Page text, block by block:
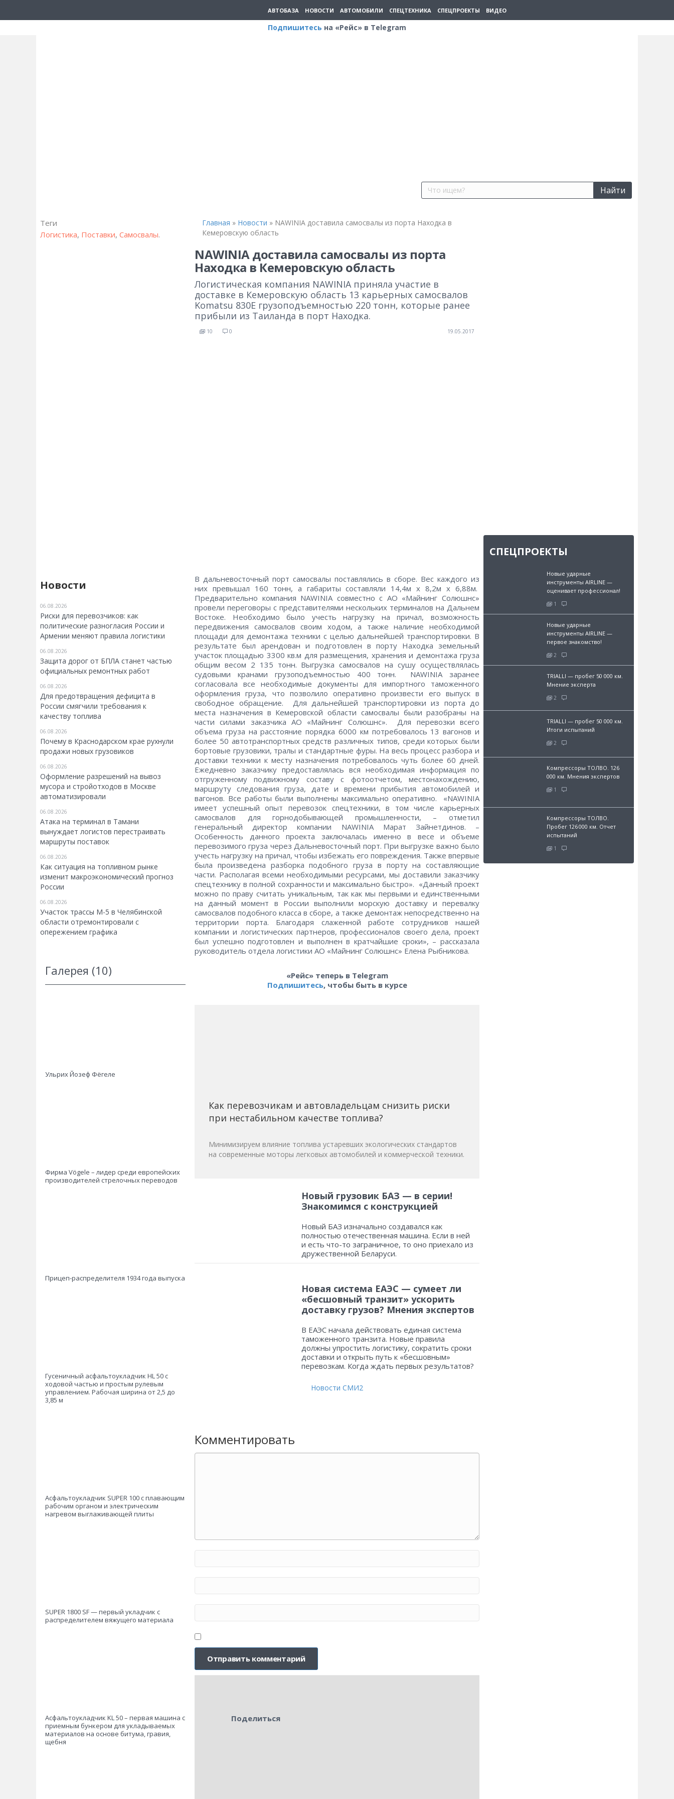
АВТОБАЗА НОВОСТИ АВТОМОБИЛИ СПЕЦТЕХНИКА СПЕЦПРОЕКТЫ ВИДЕО
Подпишитесь на «Рейс» в Telegram
Найти
Теги
Логистика, Поставки, Самосвалы.
Новости
06.08.2026
Риски для перевозчиков: как
политические разногласия России и
Армении меняют правила логистики
06.08.2026
Защита дорог от БПЛА станет частью
официальных ремонтных работ
06.08.2026
Для предотвращения дефицита в
России смягчили требования к
качеству топлива
06.08.2026
Почему в Краснодарском крае рухнули
продажи новых грузовиков
06.08.2026
Оформление разрешений на вывоз
мусора и стройотходов в Москве
автоматизировали
06.08.2026
Атака на терминал в Тамани
вынуждает логистов перестраивать
маршруты поставок
06.08.2026
Как ситуация на топливном рынке
изменит макроэкономический прогноз
России
06.08.2026
Участок трассы М-5 в Челябинской
области отремонтировали с
опережением графика
Галерея (10)
Ульрих Йозеф Фёгеле
Фирма Vögele – лидер среди европейских
производителей стрелочных переводов
Прицеп-распределителя 1934 года выпуска
Гусеничный асфальтоукладчик HL 50 с
ходовой частью и простым рулевым
управлением. Рабочая ширина от 2,5 до
3,85 м
Асфальтоукладчик SUPER 100 с плавающим
рабочим органом и электрическим
нагревом выглаживающей плиты
SUPER 1800 SF — первый укладчик с
распределителем вяжущего материала
Асфальтоукладчик KL 50 – первая машина с
приемным бункером для укладываемых
материалов на основе битума, гравия,
щебня
Главная » Новости » NAWINIA доставила самосвалы из порта Находка в
Кемеровскую область
NAWINIA доставила самосвалы из порта
Находка в Кемеровскую область
Логистическая компания NAWINIA приняла участие в
доставке в Кемеровскую область 13 карьерных самосвалов
Komatsu 830E грузоподъемностью 220 тонн, которые ранее
прибыли из Таиланда в порт Находка.
10 0 19.05.2017
В дальневосточный порт самосвалы поставлялись в сборе. Вес каждого из
них превышал 160 тонн, а габариты составляли 14,4м x 8,2м x 6,88м.
Предварительно компания NAWINIA совместно с АО «Майнинг Солюшнс»
провели переговоры с представителями нескольких терминалов на Дальнем
Востоке. Необходимо было учесть нагрузку на причал, возможность
передвижения самосвалов своим ходом, а также наличие необходимой
площади для демонтажа техники с целью дальнейшей транспортировки. В
результате был арендован и подготовлен в порту Находка земельный
участок площадью 3300 кв.м для размещения, хранения и демонтажа груза
общим весом 2 135 тонн. Выгрузка самосвалов на сушу осуществлялась
судовыми кранами грузоподъемностью 400 тонн. NAWINIA заранее
согласовала все необходимые документы для импортного таможенного
оформления груза, что позволило оперативно произвести его выпуск в
свободное обращение. Для дальнейшей транспортировки из порта до
места назначения в Кемеровской области самосвалы были разобраны на
части силами заказчика АО «Майнинг Солюшнс». Для перевозки всего
объема груза на расстояние порядка 6000 км потребовалось 13 вагонов и
более 50 автотранспортных средств различных типов, среди которых были
бортовые грузовики, тралы и стандартные фуры. На весь процесс разбора и
доставки техники к месту назначения потребовалось чуть более 60 дней.
Ежедневно заказчику предоставлялась вся необходимая информация по
отгруженному подвижному составу с фотоотчетом, местонахождению,
маршруту следования груза, дате и времени прибытия автомобилей и
вагонов. Все работы были выполнены максимально оперативно. «NAWINIA
имеет успешный опыт перевозок спецтехники, в том числе карьерных
самосвалов для горнодобывающей промышленности, – отметил
генеральный директор компании NAWINIA Марат Зайнетдинов. –
Особенность данного проекта заключалась именно в весе и объеме
перевозимого груза через Дальневосточный порт. При выгрузке важно было
учесть нагрузку на причал, чтобы избежать его повреждения. Также впервые
была произведена разборка подобного груза в порту на составляющие
части. Располагая всеми необходимыми ресурсами, мы доставили заказчику
спецтехнику в полной сохранности и максимально быстро». «Данный проект
можно по праву считать уникальным, так как мы первыми и единственными
на данный момент в России выполнили морскую доставку и перевалку
самосвалов подобного класса в сборе, а также демонтаж непосредственно на
территории порта. Благодаря слаженной работе сотрудников нашей
компании и логистических партнеров, профессионалов своего дела, проект
был успешно подготовлен и выполнен в кратчайшие сроки», – рассказала
руководитель отдела логистики АО «Майнинг Солюшнс» Елена Рыбникова.
«Рейс» теперь в Telegram
Подпишитесь, чтобы быть в курсе
Как перевозчикам и автовладельцам снизить риски
при нестабильном качестве топлива?
Минимизируем влияние топлива устаревших экологических стандартов
на современные моторы легковых автомобилей и коммерческой техники.
Новый грузовик БАЗ — в серии!
Знакомимся с конструкцией
Новый БАЗ изначально создавался как
полностью отечественная машина. Если в ней
и есть что-то заграничное, то оно приехало из
дружественной Беларуси.
Новая система ЕАЭС — сумеет ли
«бесшовный транзит» ускорить
доставку грузов? Мнения экспертов
В ЕАЭС начала действовать единая система
таможенного транзита. Новые правила
должны упростить логистику, сократить сроки
доставки и открыть путь к «бесшовным»
перевозкам. Когда ждать первых результатов?
Новости СМИ2
Комментировать
Поделиться
СПЕЦПРОЕКТЫ
Новые ударные
инструменты AIRLINE —
оценивает профессионал!
1
Новые ударные
инструменты AIRLINE —
первое знакомство!
2
TRIALLI — пробег 50 000 км.
Мнение эксперта
2
TRIALLI — пробег 50 000 км.
Итоги испытаний
2
Компрессоры ТОЛВО. 126
000 км. Мнения экспертов
1
Компрессоры ТОЛВО.
Пробег 126 000 км. Отчет
испытаний
1